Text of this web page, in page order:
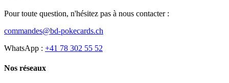
Pour toute question, n'hésitez pas à nous contacter :
commandes@bd-pokecards.ch
WhatsApp : +41 78 302 55 52
Nos réseaux